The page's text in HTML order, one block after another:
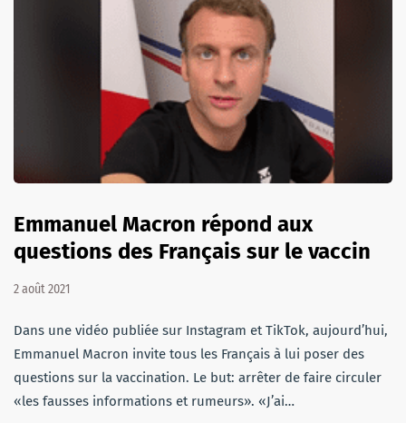
Emmanuel Macron répond aux
questions des Français sur le vaccin
2 août 2021
Dans une vidéo publiée sur Instagram et TikTok, aujourd’hui,
Emmanuel Macron invite tous les Français à lui poser des
questions sur la vaccination. Le but: arrêter de faire circuler
«les fausses informations et rumeurs». «J’ai…